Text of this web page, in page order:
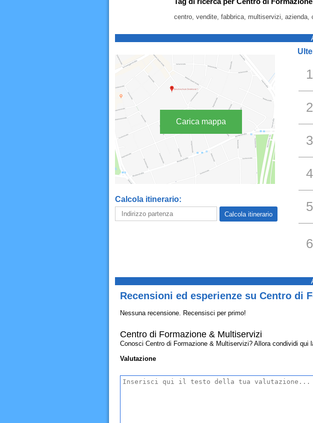
centro, vendite, fabbrica, multiservizi, azienda,
Carica mappa
Calcola itinerario:
1
2
3
4
5
6
Recensioni ed esperienze su Centro di
Nessuna recensione. Recensisci per primo!
Centro di Formazione & Multiservizi
Conosci Centro di Formazione & Multiservizi? Allora condividi qui
Valutazione